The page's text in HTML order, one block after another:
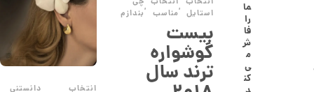
استایل ,مناسب ,بندازم
بیست
گوشواره
ترند سال
انتخاب
دانستنی
ما
را
فا
ش
م
ی‌
کن
ط
ر
ح
ه
ش
ت
ض